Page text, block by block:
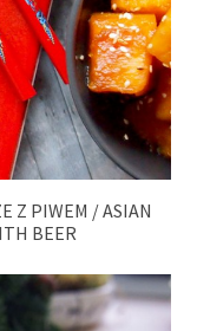
Z PIWEM / ASIAN
BEER